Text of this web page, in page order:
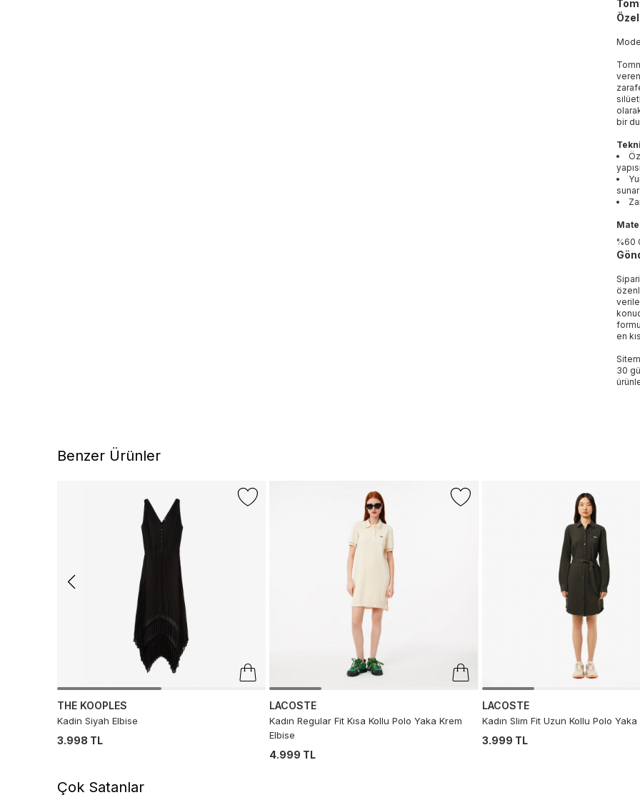
bir
yapısı
sunar
%60
en
30
Benzer Ürünler
THE KOOPLES
Kadin Siyah Elbise
3.998 TL
LACOSTE
Kadın Regular Fit Kısa Kollu Polo Yaka Krem
Elbise
4.999 TL
LACOSTE
Kadın Slim Fit Uzun Kollu Polo
3.999 TL
Çok Satanlar